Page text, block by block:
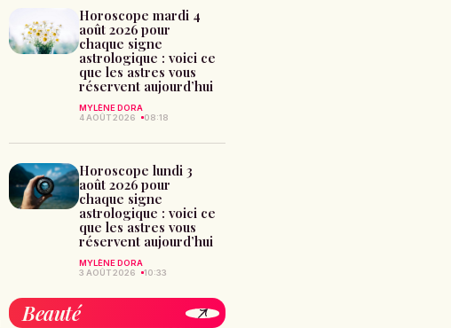
Horoscope mardi 4
août 2026 pour
chaque signe
astrologique : voici ce
que les astres vous
réservent aujourd’hui
MYLÈNE DORA
4 AOÛT 2026
08:18
Horoscope lundi 3
août 2026 pour
chaque signe
astrologique : voici ce
que les astres vous
réservent aujourd’hui
MYLÈNE DORA
3 AOÛT 2026
10:33
Beauté